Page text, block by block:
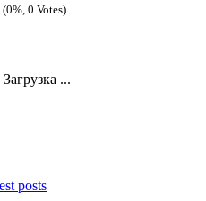
(0%, 0 Votes)
Загрузка ...